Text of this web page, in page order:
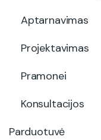
Aptarnavimas
Projektavimas
Pramonei
Konsultacijos
Parduotuvė